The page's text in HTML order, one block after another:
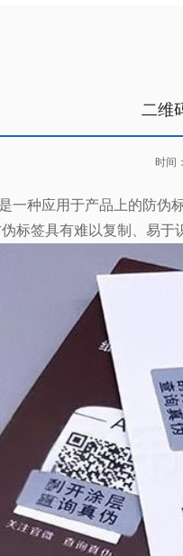
二维
时间
一种应用于产品上的防伪
标签具有难以复制、易于